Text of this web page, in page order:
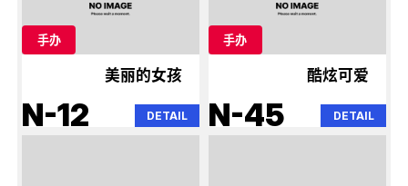
手办
美丽的女孩
N-12 DETAIL
手办
酷炫可爱
N-45 DETAIL